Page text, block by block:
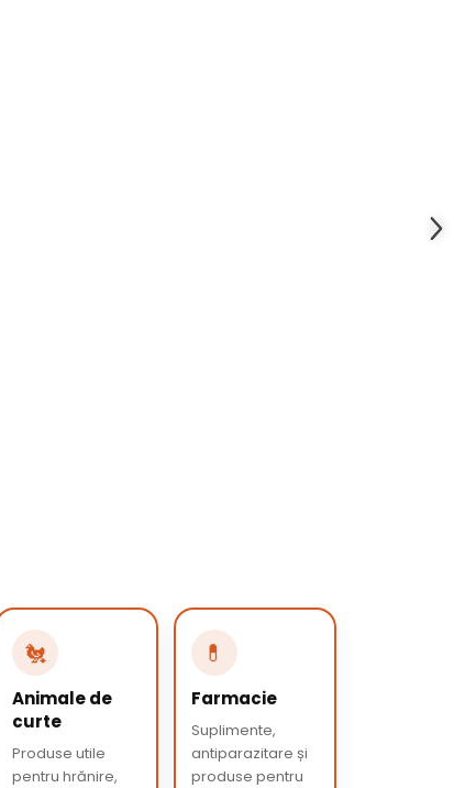
🐔
Animale de
curte
Produse utile
pentru hrănire,
💊
Farmacie
Suplimente,
antiparazitare și
produse pentru